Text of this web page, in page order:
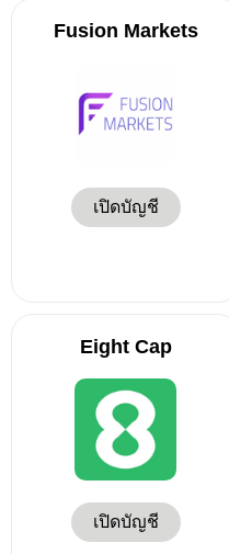
Fusion Markets
เปิดบัญชี
Eight Cap
เปิดบัญชี